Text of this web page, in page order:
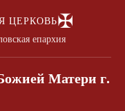
ЦЕРКОВЬ✠
епархия
Матери г.